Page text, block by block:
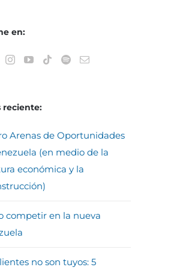
en:
reciente:
Arenas de Oportunidades
(en medio de la
económica y la
competir en la nueva
no son tuyos: 5